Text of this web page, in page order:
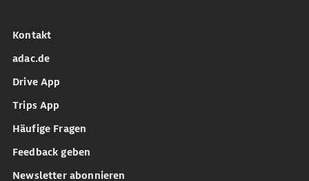
Kontakt
adac.de
Drive App
Trips App
Häufige Fragen
Feedback geben
Newsletter abonnieren